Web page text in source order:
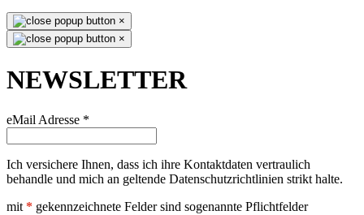
×
×
NEWSLETTER
eMail Adresse *
Ich versichere Ihnen, dass ich ihre Kontaktdaten vertraulich
behandle und mich an geltende Datenschutzrichtlinien strikt halte.
mit * gekennzeichnete Felder sind sogenannte Pflichtfelder